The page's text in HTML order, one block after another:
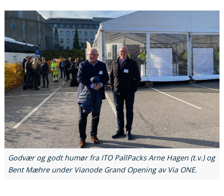
Godvær og godt humør fra ITO PallPacks Arne Hagen (t.v.) og
Bent Mæhre under Vianode Grand Opening av Via ONE.